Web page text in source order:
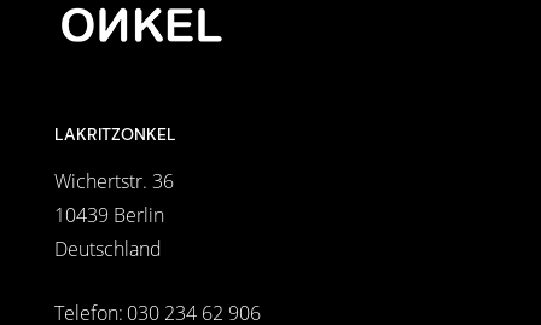
LAKRITZONKEL
Wichertstr. 36
10439 Berlin
Deutschland
Telefon: 030 234 62 906